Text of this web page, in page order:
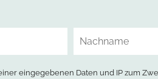
eingegebenen Daten und IP zum